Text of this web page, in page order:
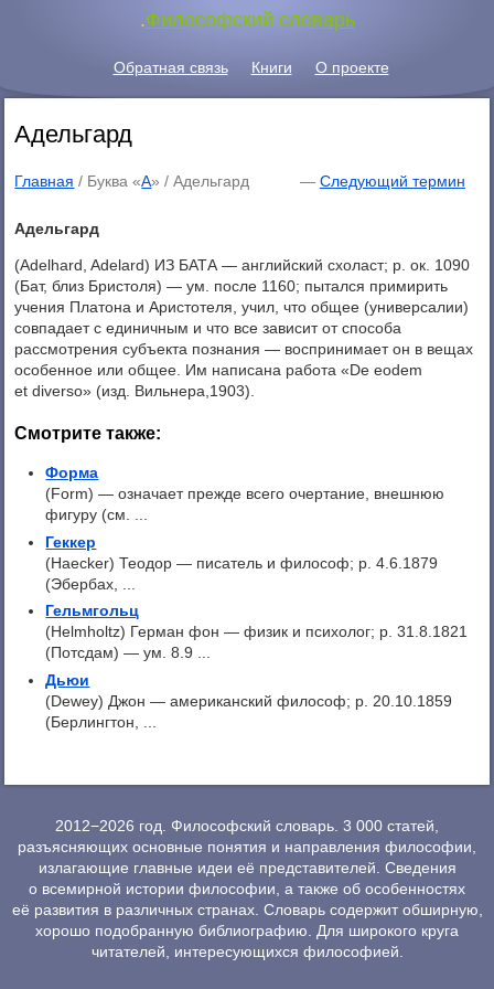
.Философский словарь
Обратная связь Книги О проекте
Адельгард
Главная / Буква «А» /Адельгард — Следующий термин
Адельгард
(Adelhard, Adelard) ИЗ БАТА — английский схоласт; р. ок. 1090
(Бат, близ Бристоля) — ум. после 1160; пытался примирить
учения Платона и Аристотеля, учил, что общее (универсалии)
совпадает с единичным и что все зависит от способа
рассмотрения субъекта познания — воспринимает он в вещах
особенное или общее. Им написана работа «De eodem
et diverso» (изд. Вильнера,1903).
Смотрите также:
Форма
(Form) — означает прежде всего очертание, внешнюю
фигуру (см. ...
Геккер
(Haecker) Теодор — писатель и философ; p. 4.6.1879
(Эбербах, ...
Гельмгольц
(Helmholtz) Герман фон — физик и психолог; р. 31.8.1821
(Потсдам) — ум. 8.9 ...
Дьюи
(Dewey) Джон — американский философ; p. 20.10.1859
(Берлингтон, ...
2012−2026 год. Философский словарь. 3 000 статей,
разъясняющих основные понятия и направления философии,
излагающие главные идеи её представителей. Сведения
о всемирной истории философии, а также об особенностях
её развития в различных странах. Словарь содержит обширную,
хорошо подобранную библиографию. Для широкого круга
читателей, интересующихся философией.